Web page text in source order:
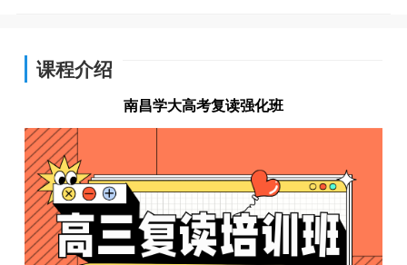
课程介绍
南昌学大高考复读强化班